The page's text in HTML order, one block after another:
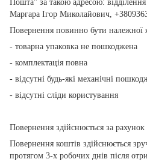
Пошта" за такою адресою:
Маргара Ігор Миколайович,
Повернення повинно бути належної
- товарна упаковка не пошкоджена
- комплектація повна
- відсутні будь-які механічні
- відсутні сліди користування
Повернення здійснюється за
Повернення коштів здійснюється
протягом 3-х робочих днів після